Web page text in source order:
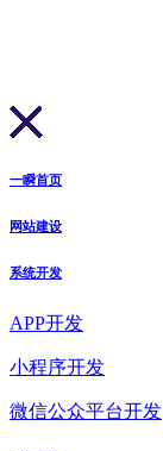
一瞬首页
网站建设
系统开发
APP开发
小程序开发
微信公众平台开发